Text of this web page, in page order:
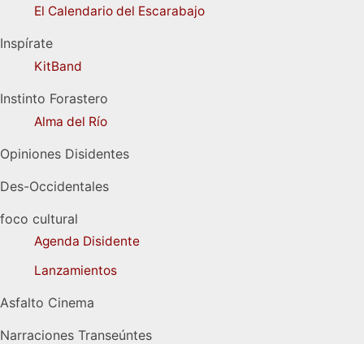
El Calendario del Escarabajo
Inspírate
KitBand
Instinto Forastero
Alma del Río
Opiniones Disidentes
Des-Occidentales
foco cultural
Agenda Disidente
Lanzamientos
Asfalto Cinema
Narraciones Transeúntes